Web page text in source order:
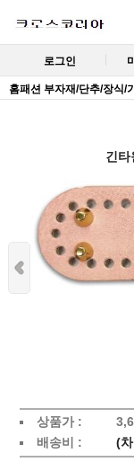
로그인
홈패션 부자재/단추/장식/
긴
상품가 :
배송비 : (